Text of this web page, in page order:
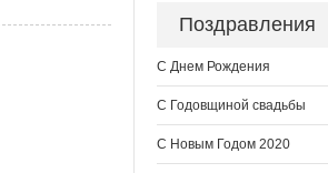
Поздравления
С Днем Рождения
С Годовщиной свадьбы
С Новым Годом 2020